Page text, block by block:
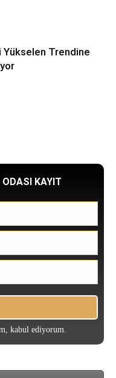
Yükselen Trendine
ODASI KAYIT
kabul ediyorum.